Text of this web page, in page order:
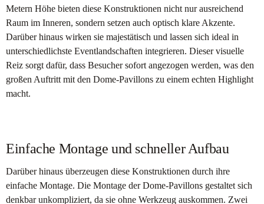
Metern Höhe bieten diese Konstruktionen nicht nur ausreichend
Raum im Inneren, sondern setzen auch optisch klare Akzente.
Darüber hinaus wirken sie majestätisch und lassen sich ideal in
unterschiedlichste Eventlandschaften integrieren. Dieser visuelle
Reiz sorgt dafür, dass Besucher sofort angezogen werden, was den
großen Auftritt mit den Dome-Pavillons zu einem echten Highlight
macht.
Einfache Montage und schneller Aufbau
Darüber hinaus überzeugen diese Konstruktionen durch ihre
einfache Montage. Die Montage der Dome-Pavillons gestaltet sich
denkbar unkompliziert, da sie ohne Werkzeug auskommen. Zwei